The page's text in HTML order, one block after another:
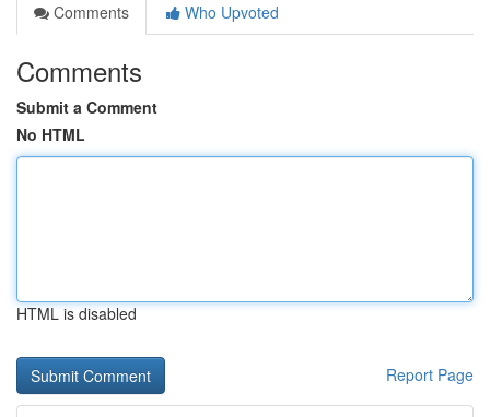
Comments
Who Upvoted
Comments
Submit a Comment
No HTML
HTML is disabled
Report Page